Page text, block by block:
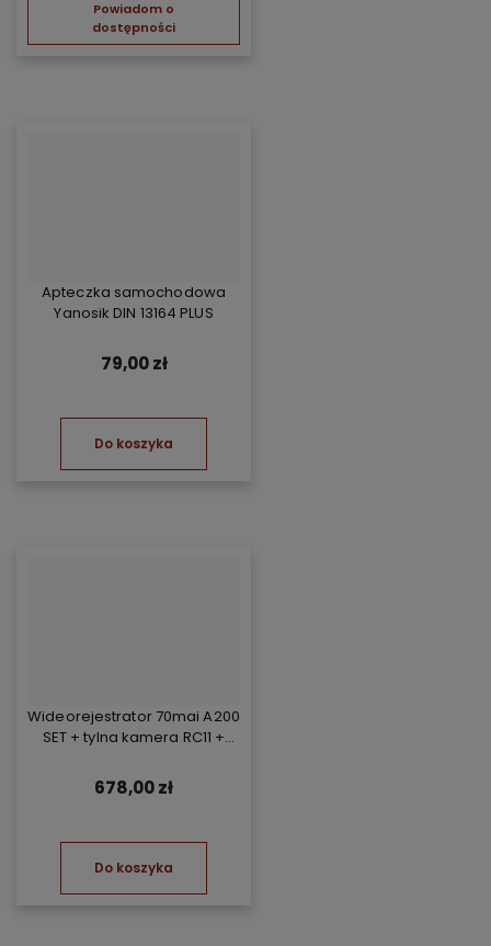
Powiadom o
dostępności
Apteczka samochodowa
Yanosik DIN 13164 PLUS
79,00 zł
Do koszyka
Wideorejestrator 70mai A200
SET + tylna kamera RC11 +
678,00 zł
Do koszyka